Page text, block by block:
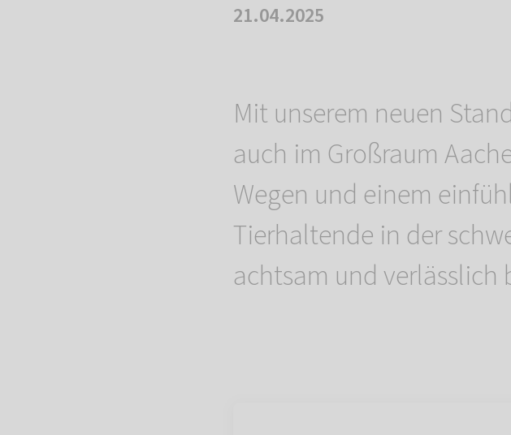
21.04.2025
Mit unserem neuen
auch im Großraum
Wegen und einem
Tierhaltende in der
achtsam und verlässlich